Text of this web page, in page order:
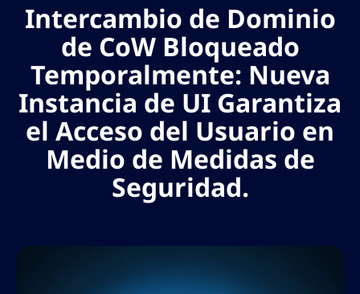
Intercambio de Dominio
de CoW Bloqueado
Temporalmente: Nueva
Instancia de UI Garantiza
el Acceso del Usuario en
Medio de Medidas de
Seguridad.